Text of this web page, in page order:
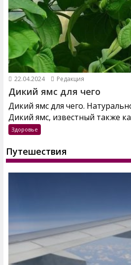
22.04.2024 Редакция
Дикий ямс для чего
Дикий ямс для чего.
Дикий ямс, известный также
Здоровье
Путешествия